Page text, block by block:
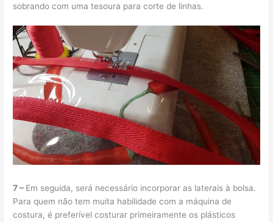
sobrando com uma tesoura para corte de linhas.
7 – Em seguida, será necessário incorporar as laterais à bolsa.
Para quem não tem muita habilidade com a máquina de
costura, é preferível costurar primeiramente os plásticos